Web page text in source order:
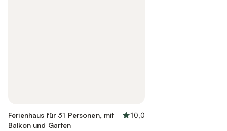
Ferienhaus für 31 Personen, mit
Balkon und Garten
10,0